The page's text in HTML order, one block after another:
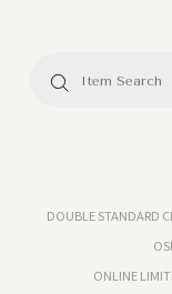
DOUBLE STANDARD
ONLINE